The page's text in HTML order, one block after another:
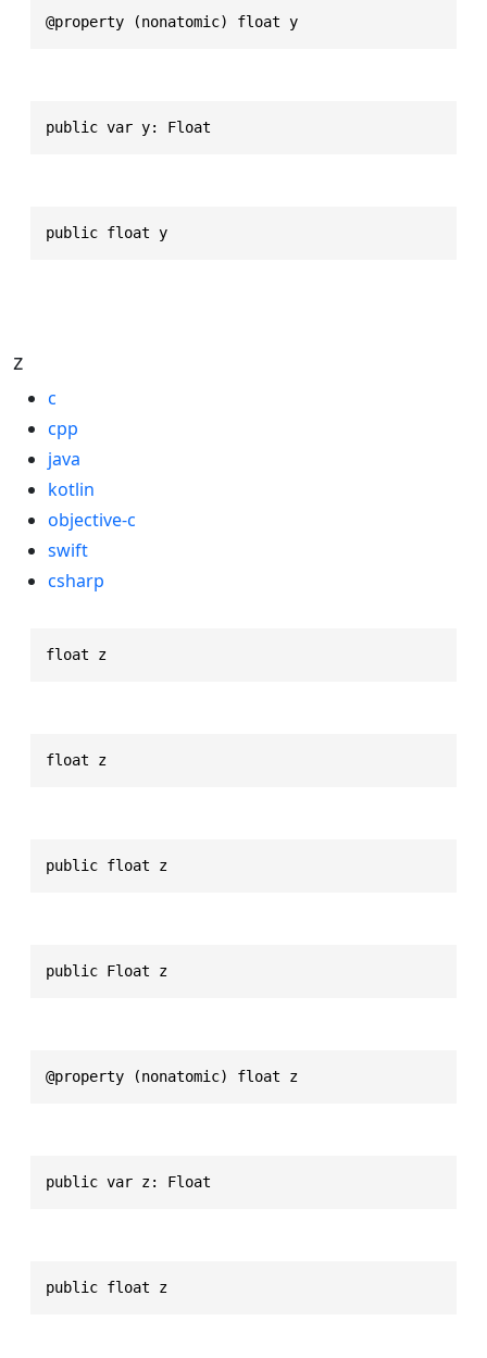
@property (nonatomic) float y
public var y: Float
public float y
z
c
cpp
java
kotlin
objective-c
swift
csharp
float z
float z
public float z
public Float z
@property (nonatomic) float z
public var z: Float
public float z